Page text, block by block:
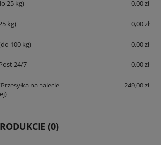
25 kg) 0,00 zł
kg) 0,00 zł
100 kg) 0,00 zł
24/7 0,00 zł
na palecie
249,00 zł
(0)